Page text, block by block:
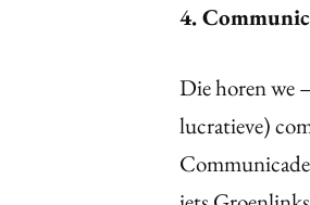
4.
Die horen we
lucratieve)